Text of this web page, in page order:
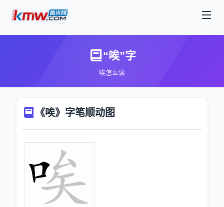
“唉”字
唉怎么读
《唉》字笔顺动图